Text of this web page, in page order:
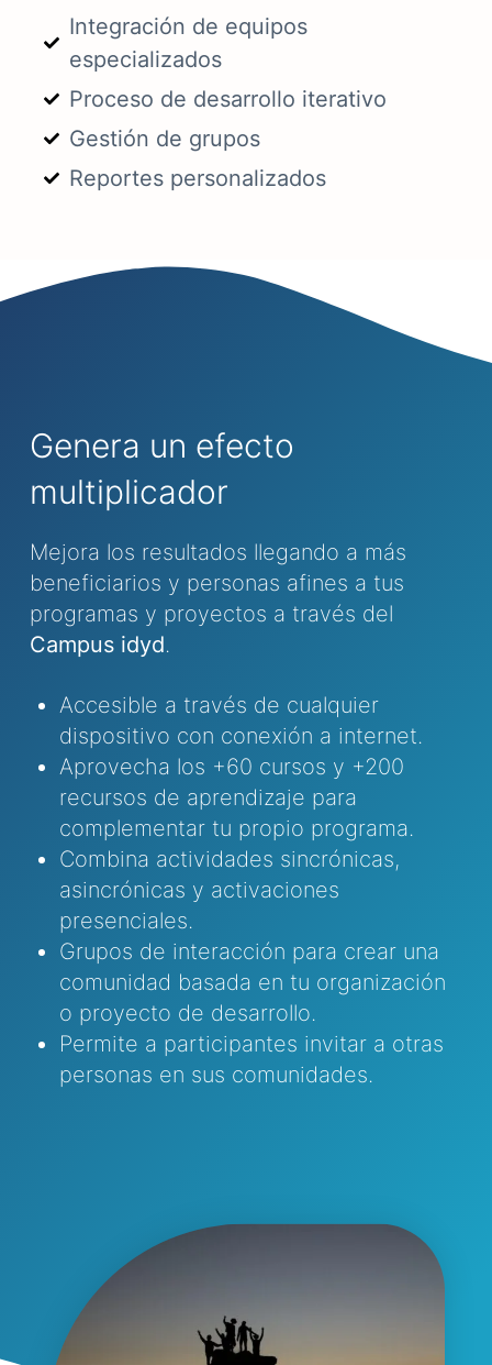
Integración de equipos
especializados
Proceso de desarrollo iterativo
Gestión de grupos
Reportes personalizados
Genera un efecto
multiplicador
Mejora los resultados llegando a más
beneficiarios y personas afines a tus
programas y proyectos a través del
Campus idyd.
Accesible a través de cualquier
dispositivo con conexión a internet.
Aprovecha los +60 cursos y +200
recursos de aprendizaje para
complementar tu propio programa.
Combina actividades sincrónicas,
asincrónicas y activaciones
presenciales.
Grupos de interacción para crear una
comunidad basada en tu organización
o proyecto de desarrollo.
Permite a participantes invitar a otras
personas en sus comunidades.